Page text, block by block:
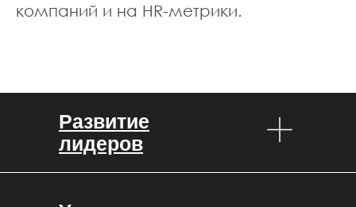
компаний и на HR-метрики.
Развитие
лидеров